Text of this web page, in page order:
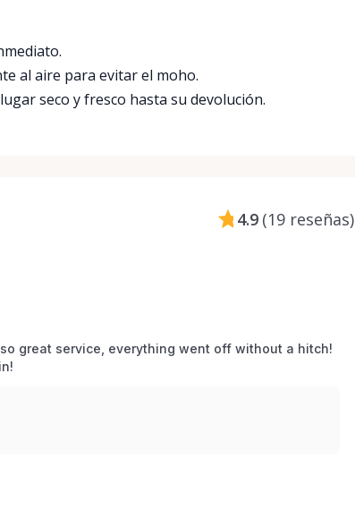
al aire para evitar el moho.
seco y fresco hasta su devolución.
4.9 (19 reseñas)
great service, everything went off without a hitch!